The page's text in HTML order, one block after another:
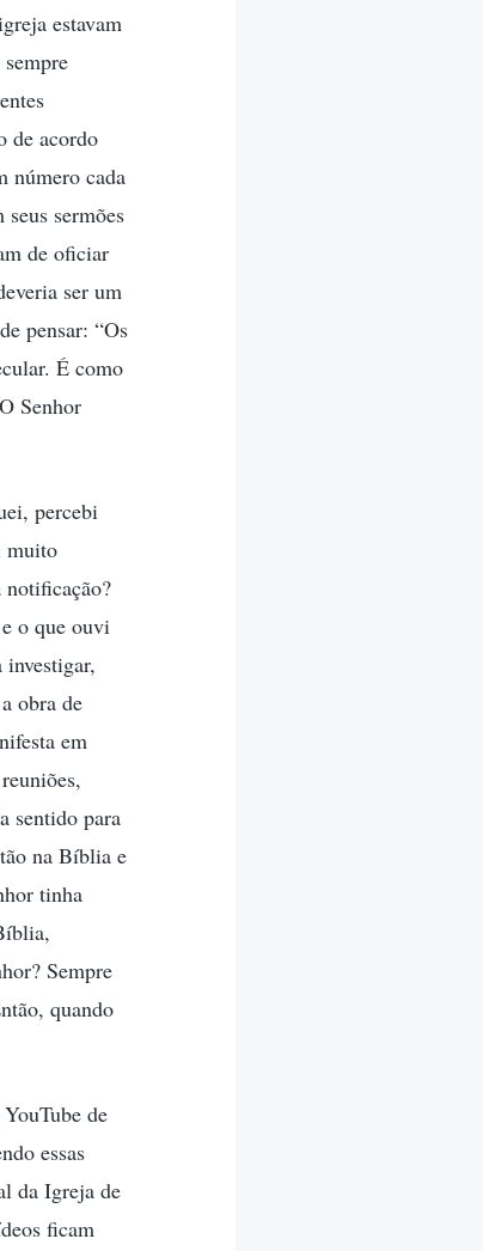
estavam
de acordo
número cada
sermões
de oficiar
ser um
pensar: “Os
É como
Senhor
percebi
muito
notificação?
o que ouvi
obra de
em
sentido para
na Bíblia e
tinha
Sempre
quando
de
essas
da Igreja de
ficam